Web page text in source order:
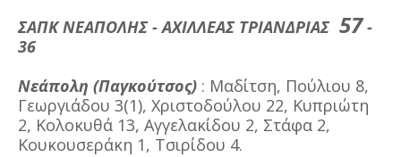
ΣΑΠΚ ΝΕΑΠΟΛΗΣ - ΑΧΙΛΛΕΑΣ ΤΡΙΑΝΔΡΙΑΣ 57-
36
Νεάπολη (Παγκούτσος) : Μαδίτση, Πούλιου 8,
Γεωργιάδου 3(1), Χριστοδούλου 22, Κυπριώτη
2, Κολοκυθά 13, Αγγελακίδου 2, Στάφα 2,
Κουκουσεράκη 1, Τσιρίδου 4.